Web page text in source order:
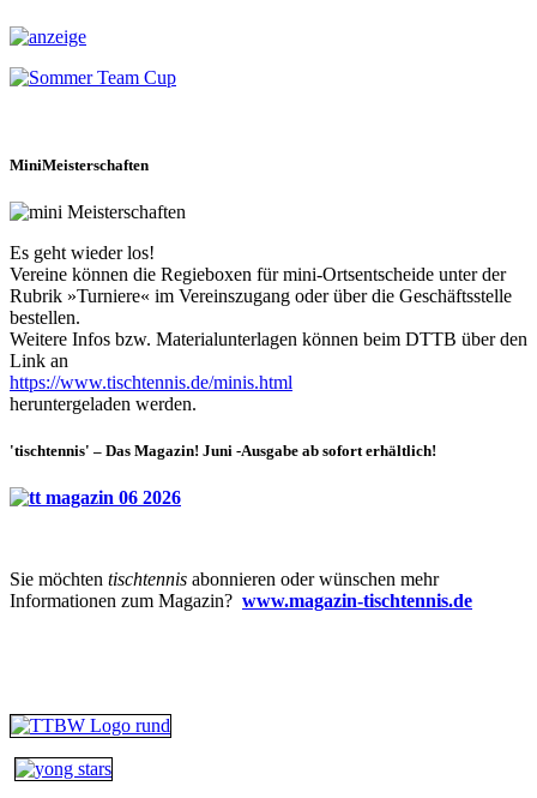
MiniMeisterschaften
Es geht wieder los!
Vereine können die Regieboxen für mini-Ortsentscheide unter der
Rubrik »Turniere« im Vereinszugang oder über die Geschäftsstelle
bestellen.
Weitere Infos bzw. Materialunterlagen können beim DTTB über den
Link an
https://www.tischtennis.de/minis.html
heruntergeladen werden.
'tischtennis' – Das Magazin! Juni -Ausgabe ab sofort erhältlich!
Sie möchten tischtennis abonnieren oder wünschen mehr
Informationen zum Magazin? www.magazin-tischtennis.de